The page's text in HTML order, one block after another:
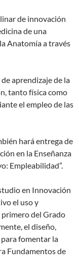
de innovación
de una
Anatomía a través
aprendizaje de la
tanto física como
el empleo de las
hará entrega de
en la Enseñanza
Empleabilidad”.
en Innovación
el uso y
primero del Grado
el diseño,
fomentar la
Fundamentos de